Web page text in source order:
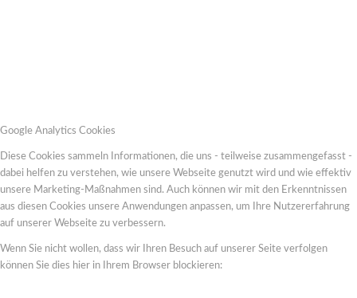
Google Analytics Cookies
Diese Cookies sammeln Informationen, die uns - teilweise zusammengefasst -
dabei helfen zu verstehen, wie unsere Webseite genutzt wird und wie effektiv
unsere Marketing-Maßnahmen sind. Auch können wir mit den Erkenntnissen
aus diesen Cookies unsere Anwendungen anpassen, um Ihre Nutzererfahrung
auf unserer Webseite zu verbessern.
Wenn Sie nicht wollen, dass wir Ihren Besuch auf unserer Seite verfolgen
können Sie dies hier in Ihrem Browser blockieren: